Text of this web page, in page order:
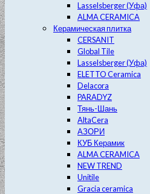
Lasselsberger (Уфа)
ALMA CERAMICA
Керамическая плитка
CERSANIT
Global Tile
Lasselsberger (Уфа)
ELETTO Ceramica
Delacora
PARADYZ
Тянь-Шань
AltaCera
АЗОРИ
КУБ Керамик
ALMA CERAMICA
NEW TREND
Unitile
Gracia ceramica